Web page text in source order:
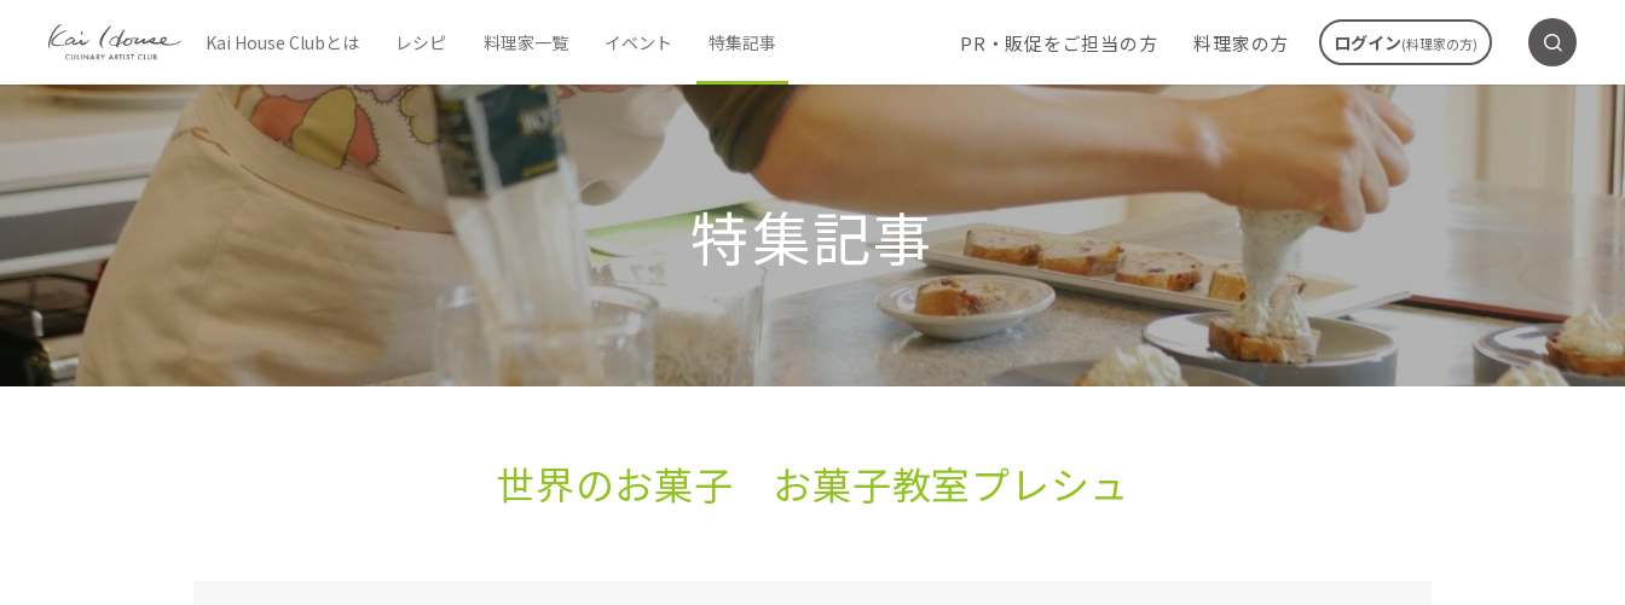
Kai House Clubとは レシピ 料理家一覧 イベント 特集記事 PR・販促をご担当の方 料理家の方 ログイン(料理家の方)
特集記事
世界の​お菓子 お菓子教室プレシュ